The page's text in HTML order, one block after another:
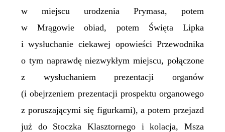
w miejscu urodzenia Prymasa, potem
w Mrągowie obiad, potem Święta Lipka
i wysłuchanie ciekawej opowieści Przewodnika
o tym naprawdę niezwykłym miejscu, połączone
z wysłuchaniem prezentacji organów
(i obejrzeniem prezentacji prospektu organowego
z poruszającymi się figurkami), a potem przejazd
już do Stoczka Klasztornego i kolacja, Msza